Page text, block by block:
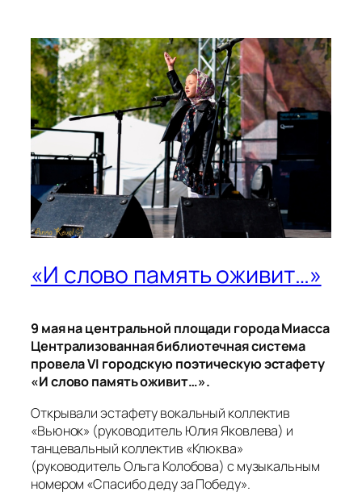
«И слово память оживит…»
9 мая на центральной площади города Миасса
Централизованная библиотечная система
провела VI городскую поэтическую эстафету
«И слово память оживит…».
Открывали эстафету вокальный коллектив
«Вьюнок» (руководитель Юлия Яковлева) и
танцевальный коллектив «Клюква»
(руководитель Ольга Колобова) с музыкальным
номером «Спасибо деду за Победу».